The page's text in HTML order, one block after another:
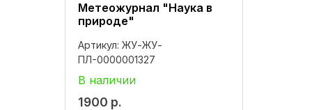
Метеожурнал "Наука в
природе"
Артикул: ЖУ-ЖУ-
ПЛ-0000001327
В наличии
1900 р.